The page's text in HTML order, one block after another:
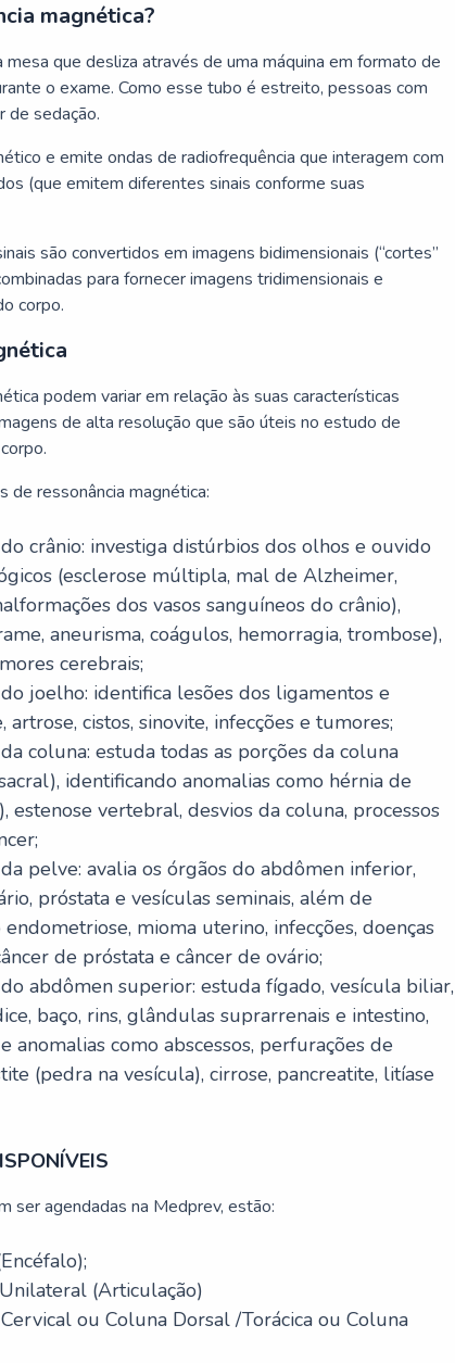
magnética?
que desliza através de uma máquina em formato de
o exame. Como esse tubo é estreito, pessoas com
de sedação.
e emite ondas de radiofrequência que interagem com
(que emitem diferentes sinais conforme suas
são convertidos em imagens bidimensionais (“cortes”
para fornecer imagens tridimensionais e
corpo.
podem variar em relação às suas características
de alta resolução que são úteis no estudo de
de ressonância magnética:
crânio: investiga distúrbios dos olhos e ouvido
(esclerose múltipla, mal de Alzheimer,
dos vasos sanguíneos do crânio),
aneurisma, coágulos, hemorragia, trombose),
cerebrais;
joelho: identifica lesões dos ligamentos e
artrose, cistos, sinovite, infecções e tumores;
coluna: estuda todas as porções da coluna
identificando anomalias como hérnia de
estenose vertebral, desvios da coluna, processos
pelve: avalia os órgãos do abdômen inferior,
próstata e vesículas seminais, além de
mioma uterino, infecções, doenças
de próstata e câncer de ovário;
abdômen superior: estuda fígado, vesícula biliar,
baço, rins, glândulas suprarrenais e intestino,
anomalias como abscessos, perfurações de
(pedra na vesícula), cirrose, pancreatite, litíase
ser agendadas na Medprev, estão:
(Articulação)
ou Coluna Dorsal /Torácica ou Coluna